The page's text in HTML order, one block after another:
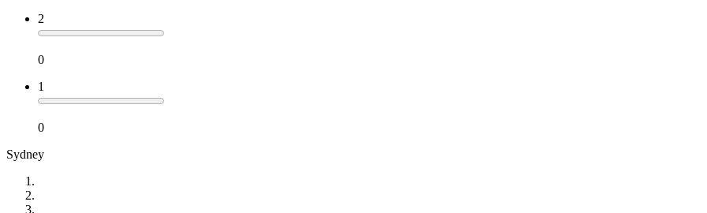
2
0
1
0
Sydney